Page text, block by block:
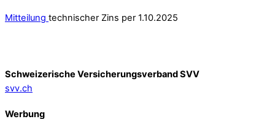
Mitteilung technischer Zins per 1.10.2025
Schweizerische Versicherungsverband SVV
svv.ch
Werbung